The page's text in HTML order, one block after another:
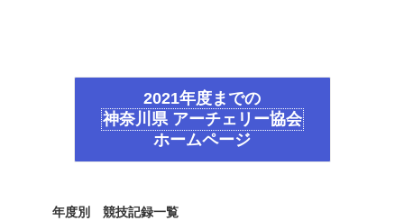
2021年度までの
神奈川県 アーチェリー協会
ホームページ
年度別 競技記録一覧